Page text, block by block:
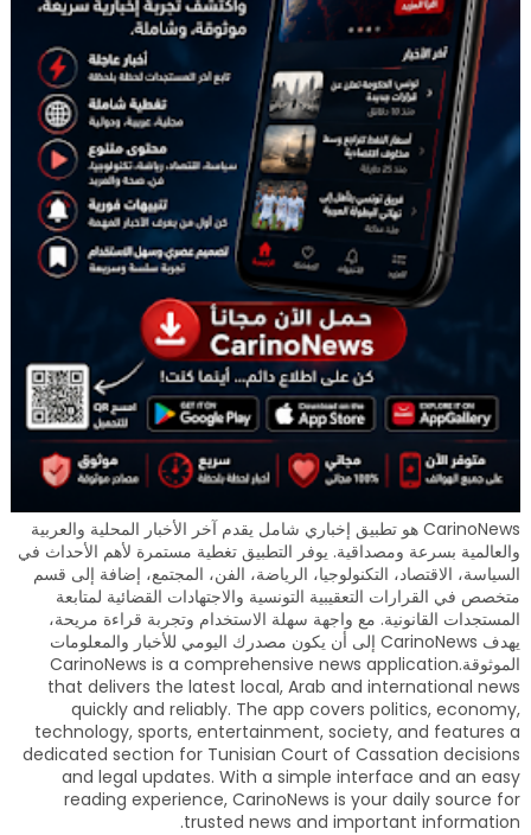
CarinoNews هو تطبيق إخباري شامل يقدم آخر الأخبار المحلية والعربية
والعالمية بسرعة ومصداقية. يوفر التطبيق تغطية مستمرة لأهم الأحداث في
السياسة، الاقتصاد، التكنولوجيا، الرياضة، الفن، المجتمع، إضافة إلى قسم
متخصص في القرارات التعقيبية التونسية والاجتهادات القضائية لمتابعة
المستجدات القانونية. مع واجهة سهلة الاستخدام وتجربة قراءة مريحة،
يهدف CarinoNews إلى أن يكون مصدرك اليومي للأخبار والمعلومات
الموثوقة.CarinoNews is a comprehensive news application
that delivers the latest local, Arab and international news
quickly and reliably. The app covers politics, economy,
technology, sports, entertainment, society, and features a
dedicated section for Tunisian Court of Cassation decisions
and legal updates. With a simple interface and an easy
reading experience, CarinoNews is your daily source for
trusted news and important information.